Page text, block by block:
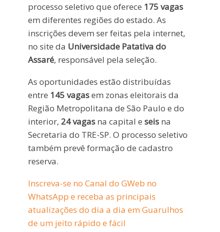
processo seletivo que oferece 175 vagas
em diferentes regiões do estado. As
inscrições devem ser feitas pela internet,
no site da Universidade Patativa do
Assaré, responsável pela seleção.
As oportunidades estão distribuídas
entre 145 vagasem zonas eleitorais da
Região Metropolitana de São Paulo e do
interior, 24 vagasna capital e seisna
Secretaria do TRE-SP. O processo seletivo
também prevê formação de cadastro
reserva.
Inscreva-se no Canal do GWeb no
WhatsApp e receba as principais
atualizações do dia a dia em Guarulhos
de um jeito rápido e fácil